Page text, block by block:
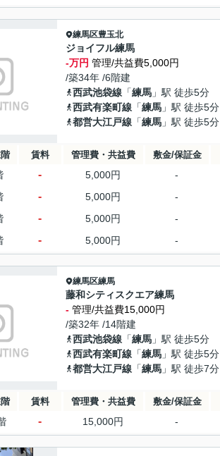
練馬区豊玉北
ジョイフル練馬
-万円 管理/共益費5,000円
/築34年 /6階建
西武池袋線 「練馬 」駅 徒歩5分
西武有楽町線 「練馬 」駅 徒歩5分
都営大江戸線 「練馬 」駅 徒歩5分
賃料 管理費・共益費 敷金/保証金
- 5,000円 -
- 5,000円 -
- 5,000円 -
- 5,000円 -
練馬区練馬
藤和シティスクエア練馬
- 管理/共益費15,000円
/築32年 /14階建
西武池袋線 「練馬 」駅 徒歩5分
西武有楽町線 「練馬 」駅 徒歩5分
都営大江戸線 「練馬 」駅 徒歩7分
賃料 管理費・共益費 敷金/保証金
- 15,000円 -